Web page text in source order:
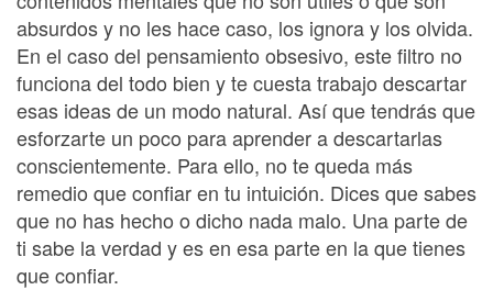
absurdos y no les hace caso, los ignora y los olvida.
En el caso del pensamiento obsesivo, este filtro no
funciona del todo bien y te cuesta trabajo descartar
esas ideas de un modo natural. Así que tendrás que
esforzarte un poco para aprender a descartarlas
conscientemente. Para ello, no te queda más
remedio que confiar en tu intuición. Dices que sabes
que no has hecho o dicho nada malo. Una parte de
ti sabe la verdad y es en esa parte en la que tienes
que confiar.